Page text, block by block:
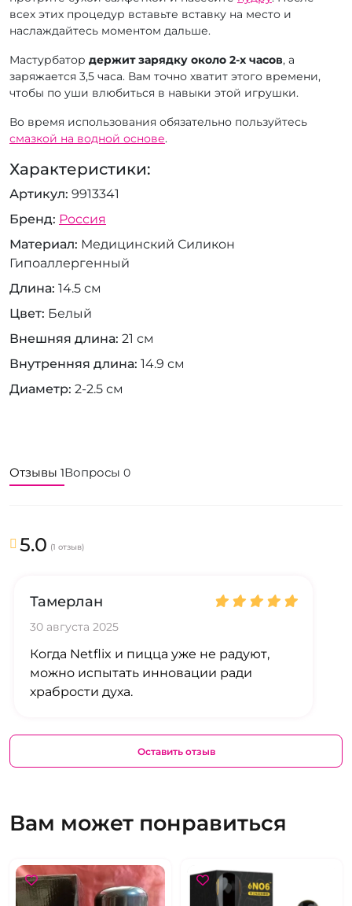
всех этих процедур вставьте вставку на место и
наслаждайтесь моментом дальше.
Мастурбатор держит зарядку около 2-х часов, а
заряжается 3,5 часа. Вам точно хватит этого времени,
чтобы по уши влюбиться в навыки этой игрушки.
Во время использования обязательно пользуйтесь
смазкой на водной основе.
Характеристики:
Артикул 9913341
Бренд Россия
Материал Медицинский Силикон
Гипоаллергенный
Длина 14.5 см
Цвет Белый
Внешняя длина 21 см
Внутренняя длина 14.9 см
Диаметр 2-2.5 см
Отзывы 1Вопросы 0
5.0 (1 отзыв)
Тамерлан
30 августа 2025
Когда Netflix и пицца уже не радуют,
можно испытать инновации ради
храбрости духа.
Оставить отзыв
Вам может понравиться